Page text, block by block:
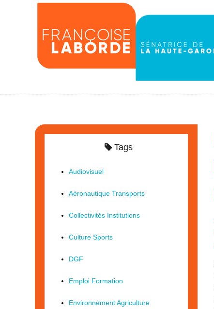
Tags
Audiovisuel
Aéronautique Transports
Collectivités Institutions
Culture Sports
DGF
Emploi Formation
Environnement Agriculture